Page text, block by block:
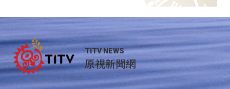
TITV NEWS
原視新聞網